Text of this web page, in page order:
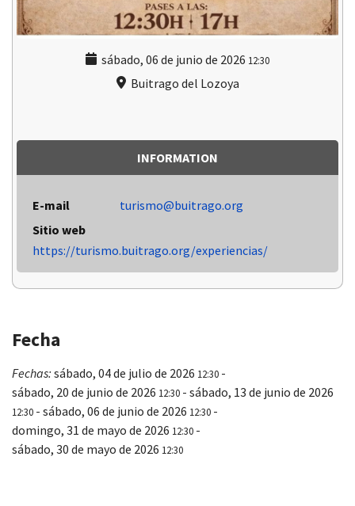
sábado, 06 de junio de 2026 12:30
Buitrago del Lozoya
INFORMATION
E-mail
turismo@buitrago.org
Sitio web
https://turismo.buitrago.org/experiencias/
Fecha
Fechas: sábado, 04 de julio de 2026 12:30 -
sábado, 20 de junio de 2026 12:30 - sábado, 13 de junio de 2026
12:30 - sábado, 06 de junio de 2026 12:30 -
domingo, 31 de mayo de 2026 12:30 -
sábado, 30 de mayo de 2026 12:30